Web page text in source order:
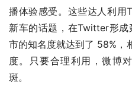
播体验感受。这些达人利
新车的话题，在Twitter形
市的知名度就达到了 58%，
度。只要合理利用，微博
斑。